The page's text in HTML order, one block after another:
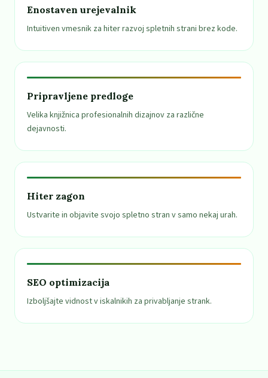
Enostaven urejevalnik
Intuitiven vmesnik za hiter razvoj spletnih strani brez kode.
Pripravljene predloge
Velika knjižnica profesionalnih dizajnov za različne
dejavnosti.
Hiter zagon
Ustvarite in objavite svojo spletno stran v samo nekaj urah.
SEO optimizacija
Izboljšajte vidnost v iskalnikih za privabljanje strank.